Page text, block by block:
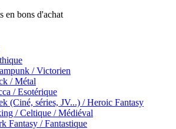
en bons d'achat
/ Victorien
/ Métal
/ Esotérique
(Ciné, séries, JV...) / Heroic Fantasy
/ Celtique / Médiéval
Fantasy / Fantastique